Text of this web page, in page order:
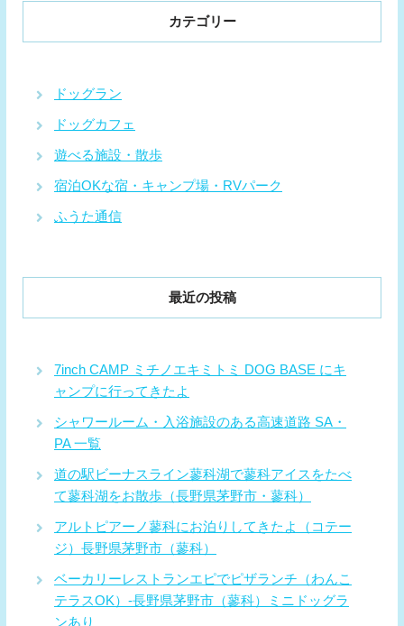
カテゴリー
ドッグラン
ドッグカフェ
遊べる施設・散歩
宿泊OKな宿・キャンプ場・RVパーク
ふうた通信
最近の投稿
7inch CAMP ミチノエキミトミ DOG BASE にキ
ャンプに行ってきたよ
シャワールーム・入浴施設のある高速道路 SA・
PA 一覧
道の駅ビーナスライン蓼科湖で蓼科アイスをたべ
て蓼科湖をお散歩（長野県茅野市・蓼科）
アルトピアーノ蓼科にお泊りしてきたよ（コテー
ジ）長野県茅野市（蓼科）
ベーカリーレストランエピでピザランチ（わんこ
テラスOK）-長野県茅野市（蓼科）ミニドッグラ
ンあり